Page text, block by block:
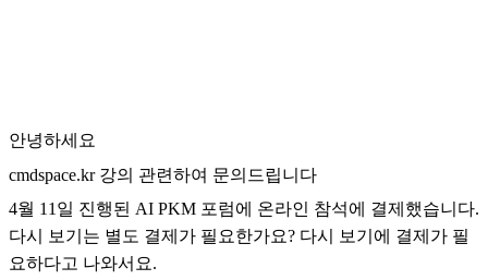
안녕하세요
cmdspace.kr 강의 관련하여 문의드립니다
4월 11일 진행된 AI PKM 포럼에 온라인 참석에 결제했습니다.
다시 보기는 별도 결제가 필요한가요? 다시 보기에 결제가 필
요하다고 나와서요.